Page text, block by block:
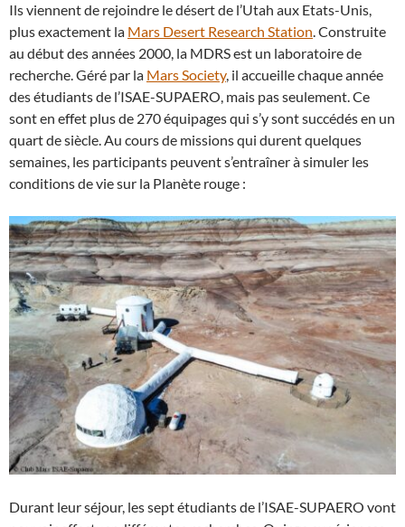
Ils viennent de rejoindre le désert de l’Utah aux Etats-Unis,
plus exactement la Mars Desert Research Station. Construite
au début des années 2000, la MDRS est un laboratoire de
recherche. Géré par la Mars Society, il accueille chaque année
des étudiants de l’ISAE-SUPAERO, mais pas seulement. Ce
sont en effet plus de 270 équipages qui s’y sont succédés en un
quart de siècle. Au cours de missions qui durent quelques
semaines, les participants peuvent s’entraîner à simuler les
conditions de vie sur la Planète rouge :
Durant leur séjour, les sept étudiants de l’ISAE-SUPAERO vont